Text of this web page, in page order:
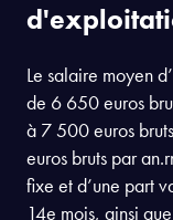
Le salaire moyen
de 6 650 euros
à 7 500 euros
euros bruts par
fixe et d’une part
14e mois, ainsi